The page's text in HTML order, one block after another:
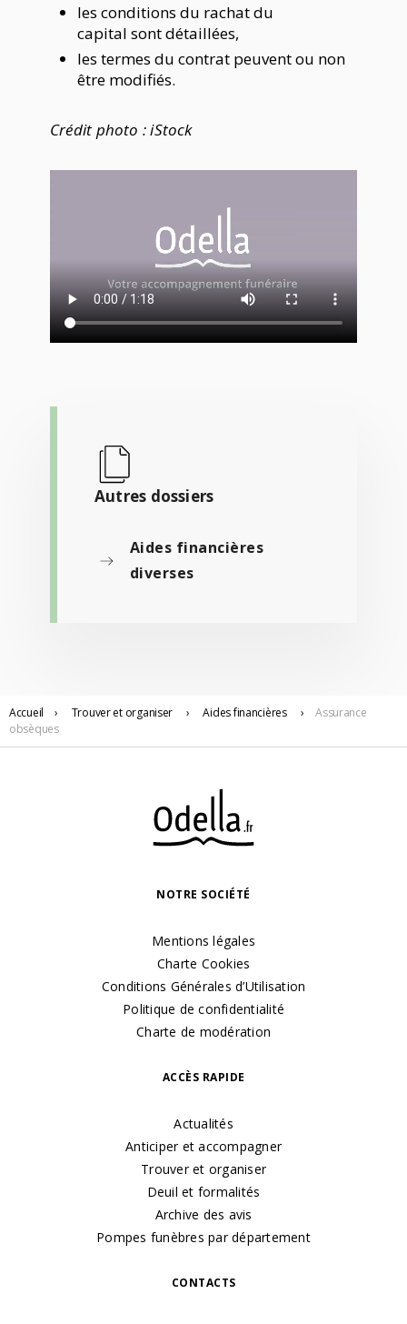
les conditions du rachat du
capital sont détaillées,
les termes du contrat peuvent ou non
être modifiés.
Crédit photo : iStock
Autres dossiers
Aides financières
diverses
Accueil › Trouveret organiser › Aides financières ›
Assurance
obsèques
NOTRE SOCIÉTÉ
Mentions légales
Charte Cookies
Conditions Générales d’Utilisation
Politique de confidentialité
Charte de modération
ACCÈS RAPIDE
Actualités
Anticiper et accompagner
Trouver et organiser
Deuil et formalités
Archive des avis
Pompes funèbres par département
CONTACTS